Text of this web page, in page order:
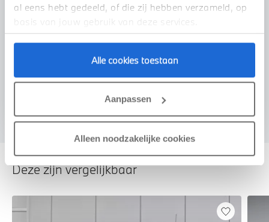
al eens hebt gedeeld, of die zij hebben verzameld, op
basis van jouw gebruik van deze services.
Alle cookies toestaan
Aanpassen
Alleen noodzakelijke cookies
Deze zijn vergelijkbaar